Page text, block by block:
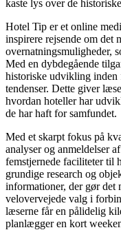
kaste lys over de
Hotel Tip er et online
inspirere rejsende om det
overnatningsmuligheder,
Med en dybdegående
historiske udvikling inden
tendenser. Dette giver
hvordan hoteller har
de har haft for samfundet.
Med et skarpt fokus på
analyser og anmeldelser
femstjernede faciliteter til
grundige research og
informationer, der gør
velovervejede valg i
læserne får en pålidelig
planlægger en kort